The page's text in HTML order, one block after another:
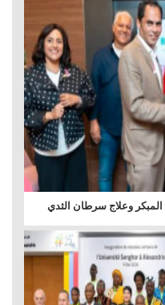
وعلاج سرطان الثدي